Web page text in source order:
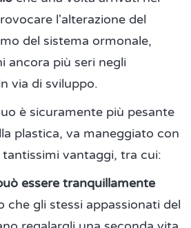
l'alterazione del
del sistema ormonale,
ancora più seri negli
via di sviluppo.
è sicuramente più pesante
plastica, va maneggiato con
vantaggi, tra cui:
essere tranquillamente
che gli stessi appassionati del